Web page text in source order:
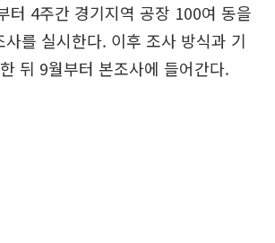
터 4주간 경기지역 공장 100여 동을
사를 실시한다. 이후 조사 방식과 기
뒤 9월부터 본조사에 들어간다.